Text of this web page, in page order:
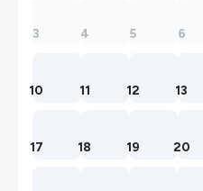
3 4 5 6
10 11 12 13
17 18 19 20